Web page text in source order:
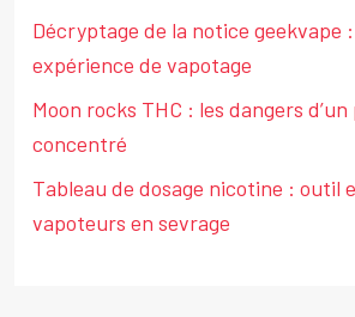
Décryptage de la notice geekvape
expérience de vapotage
Moon rocks THC : les dangers
concentré
Tableau de dosage nicotine : outil
vapoteurs en sevrage